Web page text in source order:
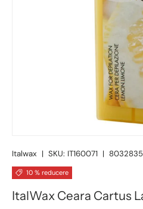
Italwax | SKU: IT160071 |
10 % reducere
ItalWax Ceara Cartus